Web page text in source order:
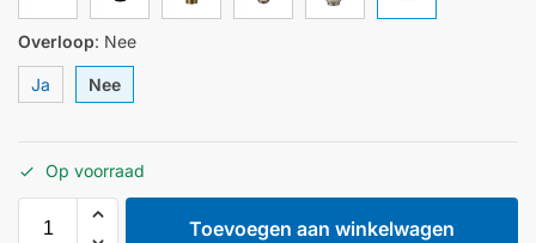
Overloop: Nee
Ja Nee
Op voorraad
Toevoegen aan winkelwagen